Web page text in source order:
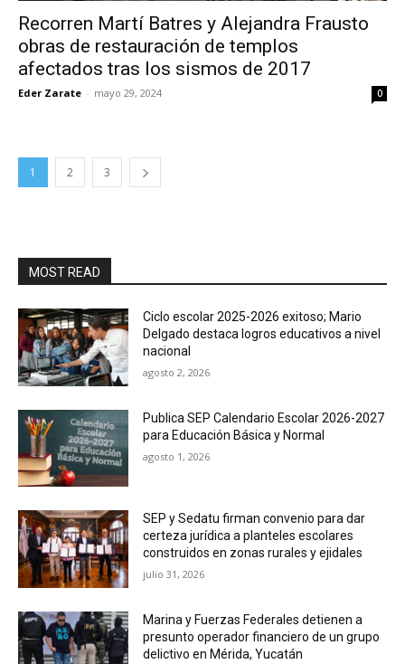
Recorren Martí Batres y Alejandra Frausto
obras de restauración de templos
afectados tras los sismos de 2017
Eder Zarate - mayo 29, 2024 0
1 2 3
MOST READ
Ciclo escolar 2025-2026 exitoso; Mario
Delgado destaca logros educativos a nivel
nacional
agosto 2, 2026
Publica SEP Calendario Escolar 2026-2027
para Educación Básica y Normal
agosto 1, 2026
SEP y Sedatu firman convenio para dar
certeza jurídica a planteles escolares
construidos en zonas rurales y ejidales
julio 31, 2026
Marina y Fuerzas Federales detienen a
presunto operador financiero de un grupo
delictivo en Mérida, Yucatán